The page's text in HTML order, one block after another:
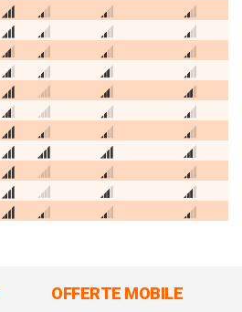
OFFERTE MOBILE